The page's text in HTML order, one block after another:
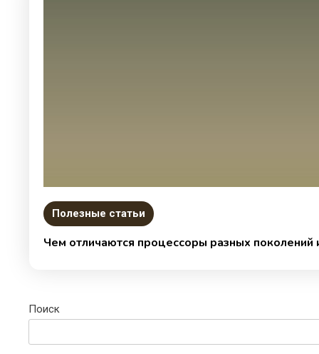
Полезные статьи
Чем отличаются процессоры разных поколений
Поиск